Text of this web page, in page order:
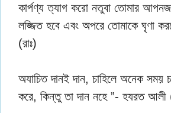
কার্পণ্য ত্যাগ করো নতুবা তোমার
লজ্জিত হবে এবং অপরে তোমাকে ঘৃণা
(রাঃ)
অযাচিত দানই দান, চাহিলে অনেক সময়
করে, কিন্তু তা দান নহে ”- হযরত আলী